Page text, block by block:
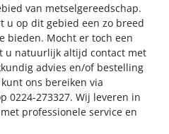
van metselgereedschap.
u op dit gebied een zo breed
bieden. Mocht er toch een
u natuurlijk altijd contact met
advies en/of bestelling
ons bereiken via
0224-273327. Wij leveren in
professionele service en